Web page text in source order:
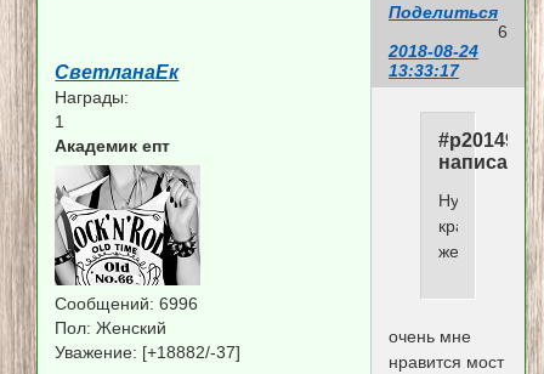
Поделиться
6
2018-08-24
13:33:17
СветланаЕк
Награды:
1
Академик епт
Сообщений: 6996
Пол: Женский
Уважение: [+18882/-37]
Ну
красота
же!
очень мне
нравится мост